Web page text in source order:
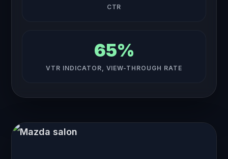
CTR
65%
VTR INDICATOR, VIEW-THROUGH RATE